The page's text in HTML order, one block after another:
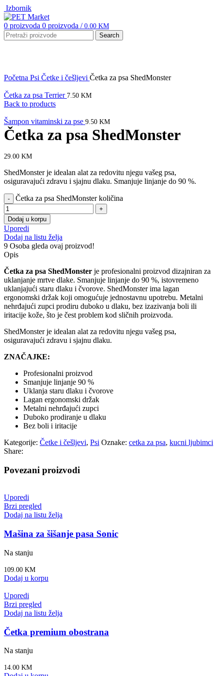
Izbornik
0 proizvoda 0 proizvoda / 0.00 KM
Search
Početna Psi Četke i češljevi Četka za psa ShedMonster
Četka za psa Terrier 7.50 KM
Back to products
Šampon vitaminski za pse 9.50 KM
Četka za psa ShedMonster
29.00 KM
ShedMonster je idealan alat za redovitu njegu vašeg psa,
osiguravajući zdravu i sjajnu dlaku. Smanjuje linjanje do 90 %.
Četka za psa ShedMonster količina
Dodaj u korpu
Uporedi
Dodaj na listu želja
9 Osoba gleda ovaj proizvod!
Opis
Četka za psa ShedMonster je profesionalni proizvod dizajniran za
uklanjanje mrtve dlake. Smanjuje linjanje do 90 %, istovremeno
uklanjajući staru dlaku i čvorove. ShedMonster ima lagan
ergonomski držak koji omogućuje jednostavnu upotrebu. Metalni
nehrđajući zupci prodiru duboko u dlaku, bez izazivanja boli ili
iritacije kože, što je čest problem kod sličnih proizvoda.
ShedMonster je idealan alat za redovitu njegu vašeg psa,
osiguravajući zdravu i sjajnu dlaku.
ZNAČAJKE:
Profesionalni proizvod
Smanjuje linjanje 90 %
Uklanja staru dlaku i čvorove
Lagan ergonomski držak
Metalni nehrđajući zupci
Duboko prodiranje u dlaku
Bez boli i iritacije
Kategorije: Četke i češljevi, Psi Oznake: cetka za psa, kucni ljubimci
Share:
Povezani proizvodi
Uporedi
Brzi pregled
Dodaj na listu želja
Mašina za šišanje pasa Sonic
Na stanju
109.00 KM
Dodaj u korpu
Uporedi
Brzi pregled
Dodaj na listu želja
Četka premium obostrana
Na stanju
14.00 KM